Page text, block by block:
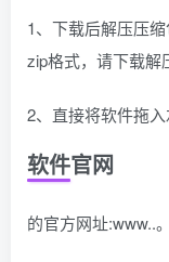
1、下载后解压压
zip格式，请下载解
2、直接将软件拖
软件官网
的官方网址:www..